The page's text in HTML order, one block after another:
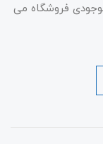
فروشگاه می